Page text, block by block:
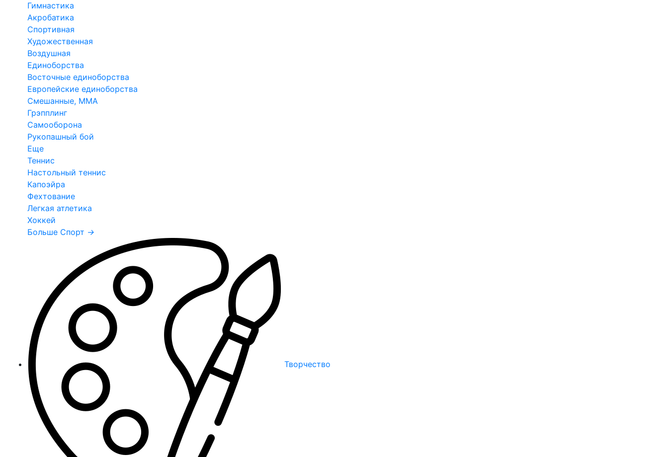
Гимнастика
Акробатика
Спортивная
Художественная
Воздушная
Единоборства
Восточные единоборства
Европейские единоборства
Смешанные, ММА
Грэпплинг
Самооборона
Рукопашный бой
Еще
Теннис
Настольный теннис
Капоэйра
Фехтование
Легкая атлетика
Хоккей
Больше Спорт →
Творчество